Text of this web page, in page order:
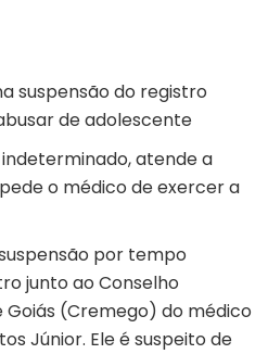
suspensão do registro
de adolescente
atende a
o médico de exercer a
por tempo
junto ao Conselho
Goiás (Cremego) do médico
Júnior. Ele é suspeito de